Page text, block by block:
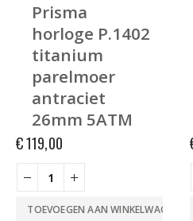
Prisma
horloge P.1402
titanium
parelmoer
antraciet
26mm 5ATM
€119,00
TOEVOEGEN AAN WINKELWAGEN